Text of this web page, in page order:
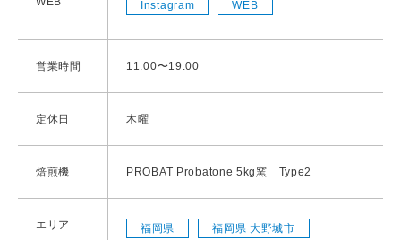
Instagram WEB
営業時間 11:00〜19:00
定休日 木曜
焙煎機 PROBAT Probatone 5kg窯 Type2
エリア 福岡県 福岡県 大野城市